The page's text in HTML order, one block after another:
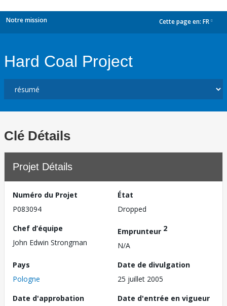
Notre mission Cette page en: FR
Hard Coal Project
Clé Détails
Projet Détails
Numéro du Projet
P083094
État
Dropped
Chef d’équipe
John Edwin Strongman
Emprunteur 2
N/A
Pays
Pologne
Date de divulgation
25 juillet 2005
Date d'approbation
Date d'entrée en vigueur